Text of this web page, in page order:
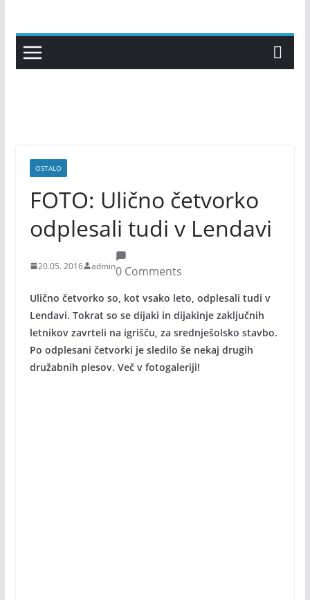
content
OSTALO
FOTO: Ulično četvorko
odplesali tudi v Lendavi
20.05. 2016 admin0 Comments
Ulično četvorko so, kot vsako leto, odplesali tudi v
Lendavi. Tokrat so se dijaki in dijakinje zaključnih
letnikov zavrteli na igrišču, za srednješolsko stavbo.
Po odplesani četvorki je sledilo še nekaj drugih
družabnih plesov. Več v fotogaleriji!